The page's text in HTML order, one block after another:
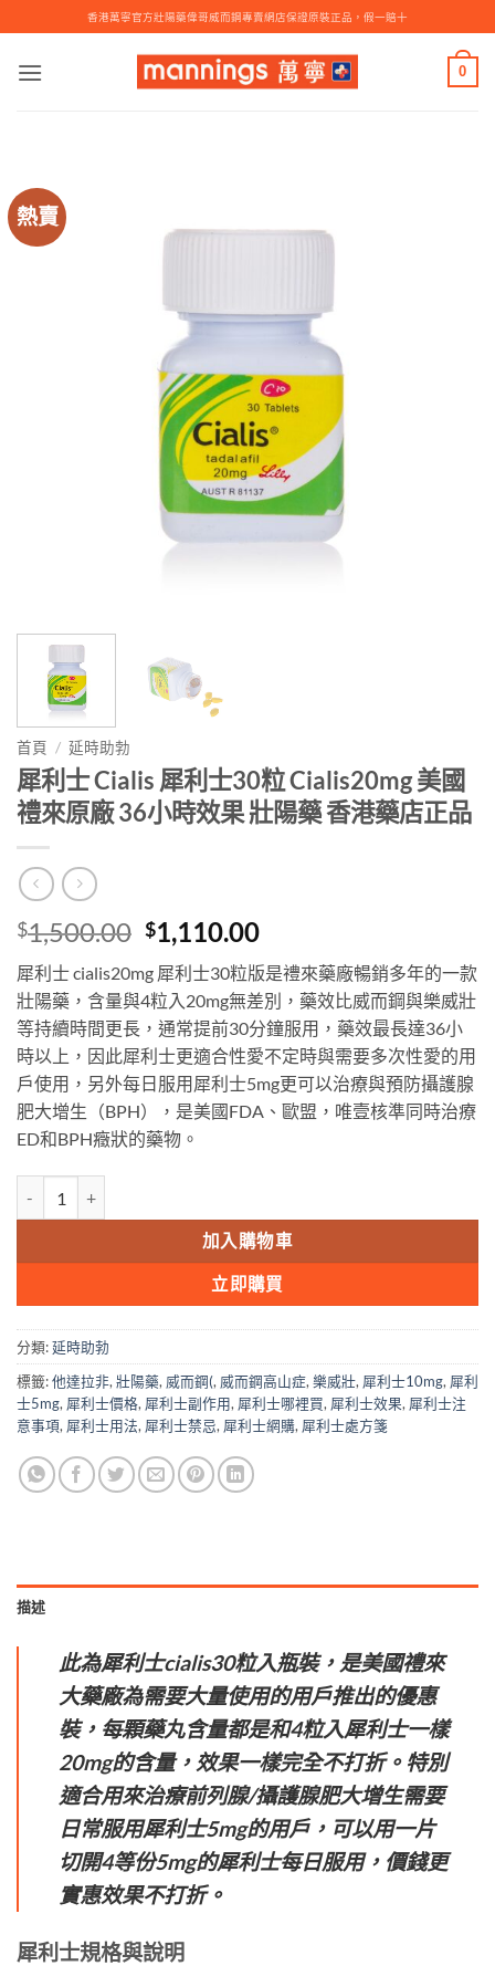
to
content
香港萬寧官方壯陽藥偉哥威而鋼專賣網店保證原裝正品，假一賠十
0
熱賣
首頁 / 延時助勃
犀利士 Cialis 犀利士30粒 Cialis20mg 美國
禮來原廠 36小時效果 壯陽藥 香港藥店正品
$1,500.00 Original
price
was:
$1,500.00.
$1,110.00Current
price
is:
$1,110.00.
犀利士 cialis20mg 犀利士30粒版是禮來藥廠暢銷多年的一款
壯陽藥，含量與4粒入20mg無差別，藥效比威而鋼與樂威壯
等持續時間更長，通常提前30分鐘服用，藥效最長達36小
時以上，因此犀利士更適合性愛不定時與需要多次性愛的用
戶使用，另外每日服用犀利士5mg更可以治療與預防攝護腺
肥大增生（BPH），是美國FDA、歐盟，唯壹核準同時治療
ED和BPH癥狀的藥物。
加入購物車
立即購買
分類:延時助勃
標籤:他達拉非, 壯陽藥, 威而鋼(, 威而鋼高山症, 樂威壯, 犀利士10mg, 犀利
士5mg, 犀利士價格, 犀利士副作用, 犀利士哪裡買, 犀利士效果, 犀利士注
意事項, 犀利士用法, 犀利士禁忌, 犀利士網購, 犀利士處方箋
描述
此為犀利士cialis30粒入瓶裝，是美國禮來
大藥廠為需要大量使用的用戶推出的優惠
裝，每顆藥丸含量都是和4粒入犀利士一樣
20mg的含量，效果一樣完全不打折。特別
適合用來治療前列腺/攝護腺肥大增生需要
日常服用犀利士5mg的用戶，可以用一片
切開4等份5mg的犀利士每日服用，價錢更
實惠效果不打折。
犀利士規格與說明